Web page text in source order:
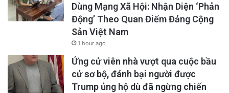
Dùng Mạng Xã Hội: Nhận Diện ‘Phản
Động’ Theo Quan Điểm Đảng Cộng
Sản Việt Nam
1 hour ago
Ứng cử viên nhà vượt qua cuộc bầu
cử sơ bộ, đánh bại người được
Trump ủng hộ dù đã ngừng chiến